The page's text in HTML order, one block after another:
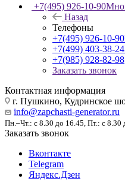
+7(495) 926-10-90
Назад
Телефоны
+7(495) 926-10-90
+7(499) 403-38-24
+7(985) 928-82-98
Заказать звонок
Контактная информация
г. Пушкино, Кудринское
info@zapchasti-generator.ru
Пн.–Чт.: с 8.30 до 16.45, Пт.: с 8.30
Заказать звонок
Вконтакте
Telegram
Яндекс.Дзен